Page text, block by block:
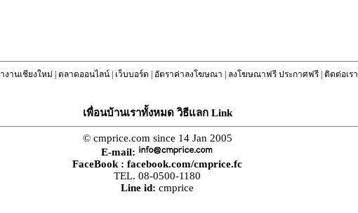
งานเชียงใหม่ | ตลาดออนไลน์| เว็บบอร์ด | อัตราค่าลงโฆษณา | ลงโฆษณาฟรี ประกาศฟรี| ติดต่อเรา
เพื่อนบ้านเราทั้งหมด วิธีแลก Link
© cmprice.com since 14 Jan 2005
E-mail:
FaceBook : facebook.com/cmprice.fc
TEL. 08-0500-1180
Line id: cmprice